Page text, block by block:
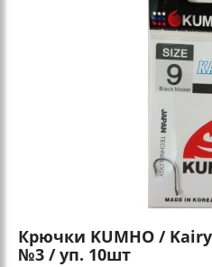
Крючки KUMHO /
№3 / уп. 10шт